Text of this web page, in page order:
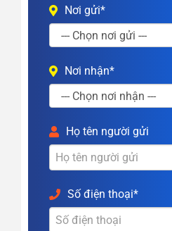
Nơi gửi*
Nơi nhận*
Họ tên người gửi
Số điện thoại*